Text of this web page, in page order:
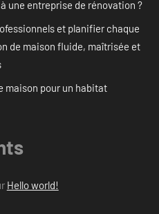
une entreprise de rénovation ?
et planifier chaque
de maison fluide, maîtrisée et
maison pour un habitat
Hello world!